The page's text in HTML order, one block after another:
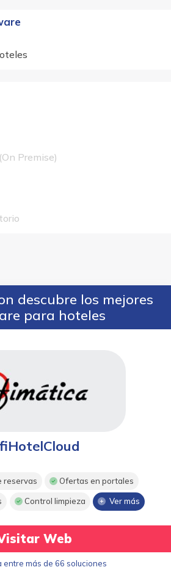
Premise)
descubre los mejores
para hoteles
reservas Ofertas en portales
Control limpieza Ver más
Web
entre más de 66 soluciones